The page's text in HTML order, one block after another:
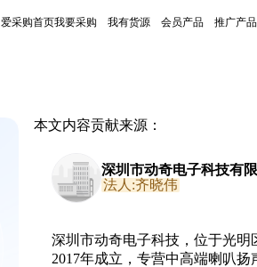
爱采购首页我要采购 我有货源 会员产品 推广产品
本文内容贡献来源：
深圳市动奇电子科技有
法人:齐晓伟
深圳市动奇电子科技，位于光明
2017年成立，专营中高端喇叭扬